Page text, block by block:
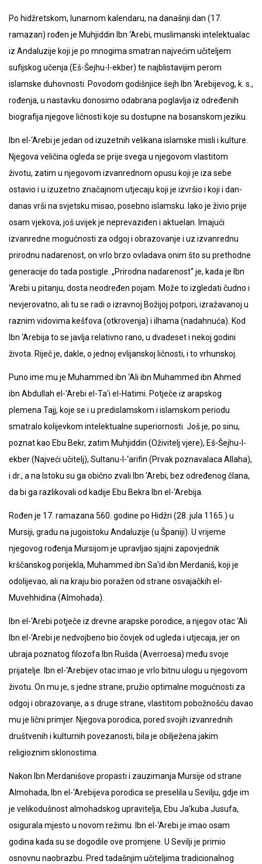
Po hidžretskom, lunarnom kalendaru, na današnji dan (17.
ramazan) rođen je Muhjiddin Ibn ‘Arebi, muslimanski intelektualac
iz Andaluzije koji je po mnogima smatran najvećim učiteljem
sufijskog učenja (Eš-Šejhu-l-ekber) te najblistavijim perom
islamske duhovnosti. Povodom godišnjice šejh Ibn ‘Arebijevog, k. s.,
rođenja, u nastavku donosimo odabrana poglavlja iz određenih
biografija njegove ličnosti koje su dostupne na bosanskom jeziku.
Ibn el-‘Arebi je jedan od izuzetnih velikana islamske misli i kulture.
Njegova veličina ogleda se prije svega u njegovom vlastitom
životu, zatim u njegovom izvanrednom opusu koji je iza sebe
ostavio i u izuzetno značajnom utjecaju koji je izvršio i koji i dan-
danas vrši na svjetsku misao, posebno islamsku. Iako je živio prije
osam vjekova, još uvijek je neprevaziđen i aktuelan. Imajući
izvanredne mogućnosti za odgoj i obrazovanje i uz izvanrednu
prirodnu nadarenost, on vrlo brzo ovladava onim što su prethodne
generacije do tada postigle. „Prirodna nadarenost“ je, kada je Ibn
‘Arebi u pitanju, dosta neodređen pojam. Može to izgledati čudno i
nevjerovatno, ali tu se radi o izravnoj Božijoj potpori, izražavanoj u
raznim vidovima kešfova (otkrovenja) i ilhama (nadahnuća). Kod
Ibn ‘Arebija to se javlja relativno rano, u dvadeset i nekoj godini
života. Riječ je, dakle, o jednoj evlijanskoj ličnosti, i to vrhunskoj.
Puno ime mu je Muhammed ibn ‘Ali ibn Muhammed ibn Ahmed
ibn Abdullah el-‘Arebi el-Ta'i el-Hatimi. Potječe iz arapskog
plemena Tajj, koje se i u predislamskom i islamskom periodu
smatralo kolijevkom intelektualne superiornosti. Još je, po sinu,
poznat kao Ebu Bekr, zatim Muhjiddin (Oživitelj vjere), Eš-Šejhu-l-
ekber (Najveći učitelj), Sultanu-l-‘arifin (Prvak poznavalaca Allaha),
i dr., a na Istoku su ga obično zvali Ibn ‘Arebi, bez određenog člana,
da bi ga razlikovali od kadije Ebu Bekra Ibn el-‘Arebija.
Rođen je 17. ramazana 560. godine po Hidžri (28. jula 1165.) u
Mursiji, gradu na jugoistoku Andaluzije (u Španiji). U vrijeme
njegovog rođenja Mursijom je upravljao sjajni zapovjednik
krščanskog porijekla, Muhammed ibn Sa'id ibn Merdaniš, koji je
odolijevao, ali na kraju bio poražen od strane osvajačkih el-
Muvehhidina (Almohada).
Ibn el-‘Arebi potječe iz drevne arapske porodice, a njegov otac ‘Ali
Ibn el-‘Arebi je nedvojbeno bio čovjek od ugleda i utjecaja, jer on
ubraja poznatog filozofa Ibn Rušda (Averroesa) među svoje
prijatelje. Ibn el-‘Arebijev otac imao je vrlo bitnu ulogu u njegovom
životu. On mu je, s jedne strane, pružio optimalne mogućnosti za
odgoj i obrazovanje, a s druge strane, vlastitom pobožnošću davao
mu je lični primjer. Njegova porodica, pored svojih izvanrednih
društvenih i kulturnih povezanosti, bila je obilježena jakim
religioznim sklonostima.
Nakon Ibn Merdanišove propasti i zauzimanja Mursije od strane
Almohada, Ibn el-‘Arebijeva porodica se preselila u Sevilju, gdje im
je velikodušnost almohadskog upravitelja, Ebu Ja'kuba Jusufa,
osigurala mjesto u novom režimu. Ibn el-‘Arebi je imao osam
godina kada su se dogodile ove promjene. U Sevilji je primio
osnovnu naobrazbu. Pred tadašnjim učiteljima tradicionalnog